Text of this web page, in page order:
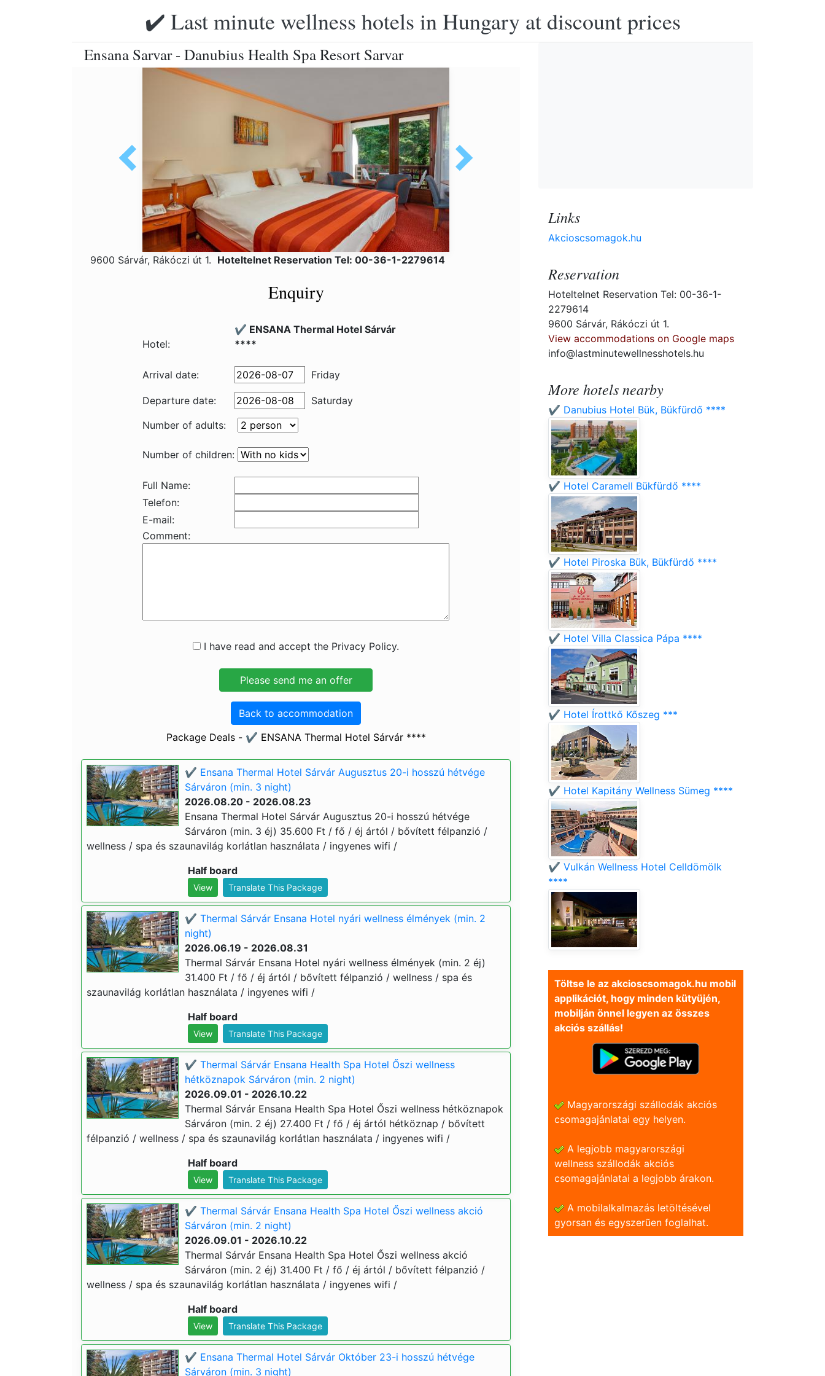
✔️ Last minute wellness hotels in Hungary at discount prices
Ensana Sarvar - Danubius Health Spa Resort Sarvar
9600 Sárvár, Rákóczi út 1. Hoteltelnet Reservation Tel: 00-36-1-2279614
Enquiry
Hotel:
✔️ ENSANA Thermal Hotel Sárvár
****
Arrival date: Friday
Departure date:
Saturday
Number of adults:
Number of children:
Full Name:
Telefon:
E-mail:
Comment:
I have read and accept the Privacy Policy.
Back to accommodation
Package Deals - ✔️ ENSANA Thermal Hotel Sárvár ****
✔️ Ensana Thermal Hotel Sárvár Augusztus 20-i hosszú hétvége
Sárváron (min. 3 night)
2026.08.20 - 2026.08.23
Ensana Thermal Hotel Sárvár Augusztus 20-i hosszú hétvége
Sárváron (min. 3 éj) 35.600 Ft / fő / éj ártól / bővített félpanzió /
wellness / spa és szaunavilág korlátlan használata / ingyenes wifi /
Half board
View Translate This Package
✔️ Thermal Sárvár Ensana Hotel nyári wellness élmények (min. 2
night)
2026.06.19 - 2026.08.31
Thermal Sárvár Ensana Hotel nyári wellness élmények (min. 2 éj)
31.400 Ft / fő / éj ártól / bővített félpanzió / wellness / spa és
szaunavilág korlátlan használata / ingyenes wifi /
Half board
View Translate This Package
✔️ Thermal Sárvár Ensana Health Spa Hotel Őszi wellness
hétköznapok Sárváron (min. 2 night)
2026.09.01 - 2026.10.22
Thermal Sárvár Ensana Health Spa Hotel Őszi wellness hétköznapok
Sárváron (min. 2 éj) 27.400 Ft / fő / éj ártól hétköznap / bővített
félpanzió / wellness / spa és szaunavilág korlátlan használata / ingyenes wifi /
Half board
View Translate This Package
✔️ Thermal Sárvár Ensana Health Spa Hotel Őszi wellness akció
Sárváron (min. 2 night)
2026.09.01 - 2026.10.22
Thermal Sárvár Ensana Health Spa Hotel Őszi wellness akció
Sárváron (min. 2 éj) 31.400 Ft / fő / éj ártól / bővített félpanzió /
wellness / spa és szaunavilág korlátlan használata / ingyenes wifi /
Half board
View Translate This Package
✔️ Ensana Thermal Hotel Sárvár Október 23-i hosszú hétvége
Sárváron (min. 3 night)
Links
Akcioscsomagok.hu
Reservation
Hoteltelnet Reservation Tel: 00-36-1-
2279614
9600 Sárvár, Rákóczi út 1.
View accommodations on Google maps
info@lastminutewellnesshotels.hu
More hotels nearby
✔️ Danubius Hotel Bük, Bükfürdő ****
✔️ Hotel Caramell Bükfürdő ****
✔️ Hotel Piroska Bük, Bükfürdő ****
✔️ Hotel Villa Classica Pápa ****
✔️ Hotel Írottkő Kőszeg ***
✔️ Hotel Kapitány Wellness Sümeg ****
✔️ Vulkán Wellness Hotel Celldömölk
****
Töltse le az akcioscsomagok.hu mobil
applikációt, hogy minden kütyüjén,
mobilján önnel legyen az összes
akciós szállás!
Magyarországi szállodák akciós
csomagajánlatai egy helyen.
A legjobb magyarországi
wellness szállodák akciós
csomagajánlatai a legjobb árakon.
A mobilalkalmazás letöltésével
gyorsan és egyszerũen foglalhat.